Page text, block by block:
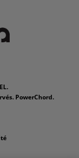
PowerChord.